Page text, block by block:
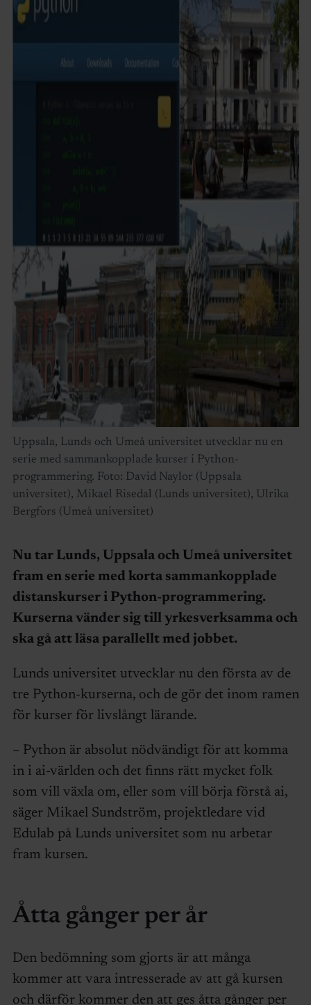
Uppsala, Lunds och Umeå universitet utvecklar nu en
serie med sammankopplade kurser i Python-
programmering. Foto: David Naylor (Uppsala
universitet), Mikael Risedal (Lunds universitet), Ulrika
Bergfors (Umeå universitet)
Nu tar Lunds, Uppsala och Umeå universitet
fram en serie med korta sammankopplade
distanskurser i Python-programmering.
Kurserna vänder sig till yrkesverksamma och
ska gå att läsa parallellt med jobbet.
Lunds universitet utvecklar nu den första av de
tre Python-kurserna, och de gör det inom ramen
för kurser för livslångt lärande.
– Python är absolut nödvändigt för att komma
in i ai-världen och det finns rätt mycket folk
som vill växla om, eller som vill börja förstå ai,
säger Mikael Sundström, projektledare vid
Edulab på Lunds universitet som nu arbetar
fram kursen.
Åtta gånger per år
Den bedömning som gjorts är att många
kommer att vara intresserade av att gå kursen
och därför kommer den att ges åtta gånger per